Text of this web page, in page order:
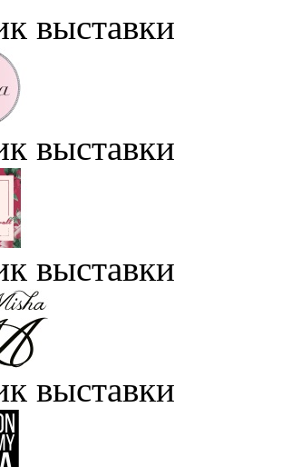
выставки
выставки
выставки
выставки